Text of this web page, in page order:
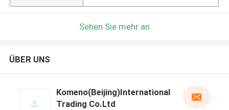
Sehen Sie mehr an
ÜBER UNS
Komeno(Beijing)International
Trading Co.Ltd